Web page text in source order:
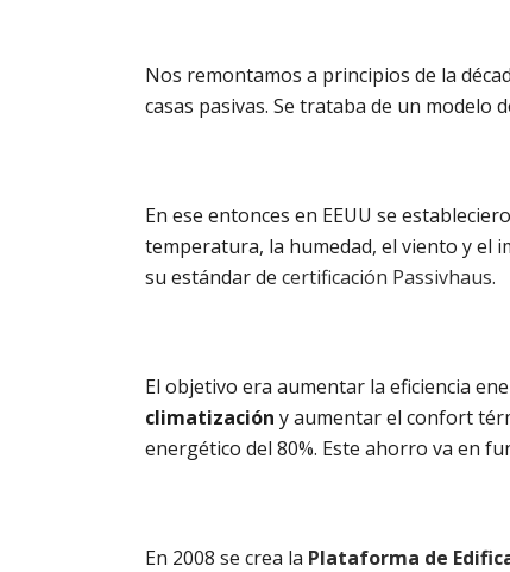
Nos remontamos a principios de la
casas pasivas. Se trataba de un
En ese entonces en EEUU se
temperatura, la humedad, el viento y el
su estándar de certificación Passivhaus.
El objetivo era aumentar la eficiencia
climatización y aumentar el confort
energético del 80%. Este ahorro va en
En 2008 se crea la Plataforma de